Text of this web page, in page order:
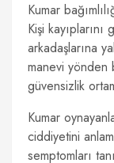
Kumar
Kişi
arkadaşlarına
manevi yönden
güvensizlik
Kumar
ciddiyetini
semptomları